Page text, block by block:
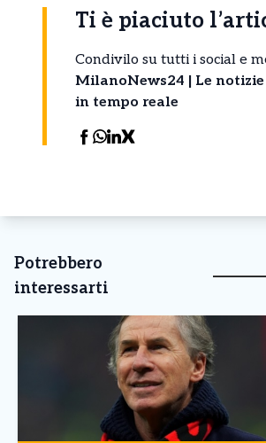
Ti è piaciuto
Condivilo su tutti i social e
MilanoNews24 | Le
in tempo reale
Potrebbero
interessarti